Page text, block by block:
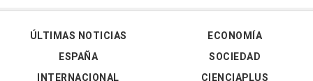
ÚLTIMAS NOTICIAS
ESPAÑA
INTERNACIONAL
ECONOMÍA
SOCIEDAD
CIENCIAPLUS